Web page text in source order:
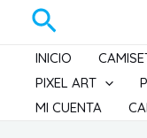
contenido
Buscar
INICIO
PIXEL ART
MI CUENTA